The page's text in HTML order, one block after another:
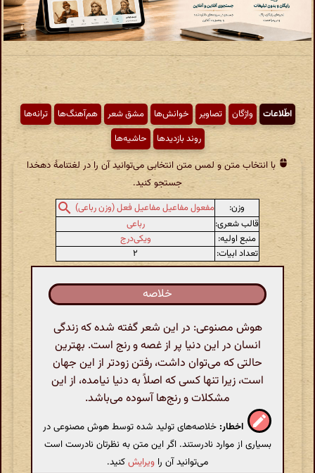
اطّلاعات واژگان تصاویر خوانش‌ها مشق شعر هم‌آهنگ‌ها
ترانه‌ها
روند بازدیدها
حاشیه‌ها
با انتخاب متن و لمس متن انتخابی می‌توانید آن را در لغتنامهٔ دهخدا
جستجو کنید.
وزن:
مفعول مفاعیل مفاعیل فعل (وزن رباعی)
قالب شعری:
رباعی
منبع اولیه:
ویکی‌درج
تعداد ابیات:
۲
خلاصه
هوش مصنوعی: در این شعر گفته شده که زندگی
انسان در این دنیا پر از غصه و رنج است. بهترین
حالتی که می‌توان داشت، رفتن زودتر از این جهان
است، زیرا تنها کسی که اصلاً به دنیا نیامده، از این
مشکلات و رنج‌ها آسوده می‌باشد.
اخطار: خلاصه‌های تولید شده توسط هوش مصنوعی در
بسیاری از موارد نادرستند. اگر این متن به نظرتان نادرست است
می‌توانید آن را ویرایشکنید.